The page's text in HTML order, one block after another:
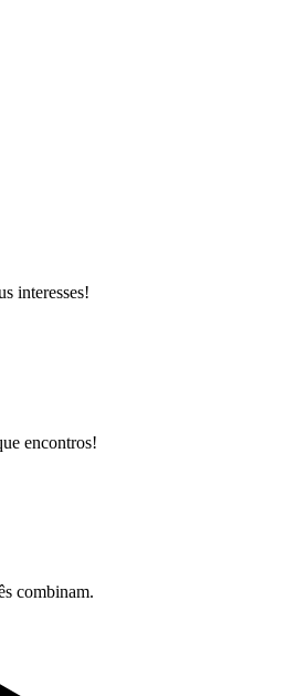
interesses!
encontros!
combinam.